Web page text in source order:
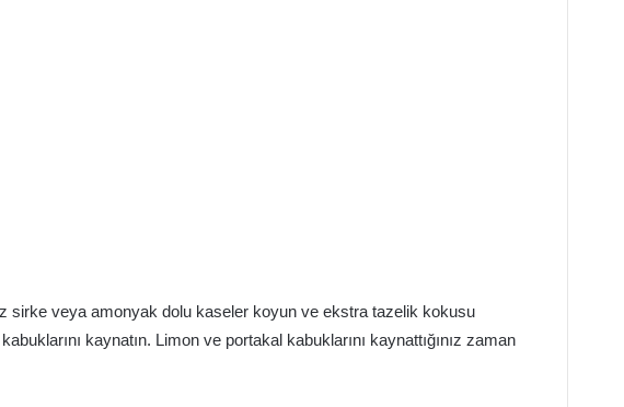
sirke veya amonyak dolu kaseler koyun ve ekstra tazelik kokusu
kaynatın. Limon ve portakal kabuklarını kaynattığınız zaman